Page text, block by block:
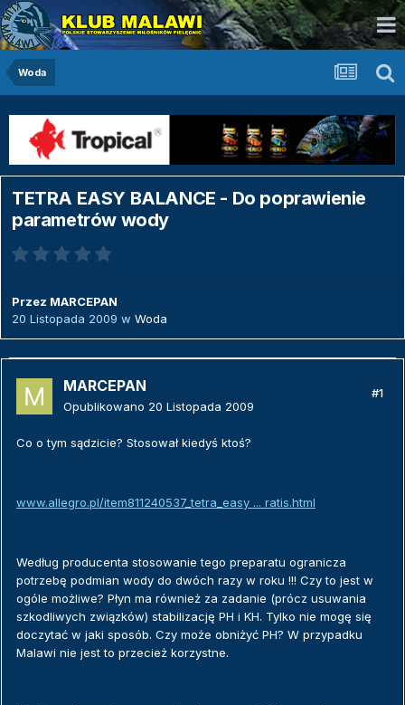
Woda
TETRA EASY BALANCE - Do poprawienie
parametrów wody
Przez MARCEPAN
20 Listopada 2009 w Woda
MARCEPAN
Opublikowano 20 Listopada 2009
#1
Co o tym sądzicie? Stosował kiedyś ktoś?
www.allegro.pl/item811240537_tetra_easy ... ratis.html
Według producenta stosowanie tego preparatu ogranicza
potrzebę podmian wody do dwóch razy w roku !!! Czy to jest w
ogóle możliwe? Płyn ma również za zadanie (prócz usuwania
szkodliwych związków) stabilizację PH i KH. Tylko nie mogę się
doczytać w jaki sposób. Czy może obniżyć PH? W przypadku
Malawi nie jest to przecież korzystne.